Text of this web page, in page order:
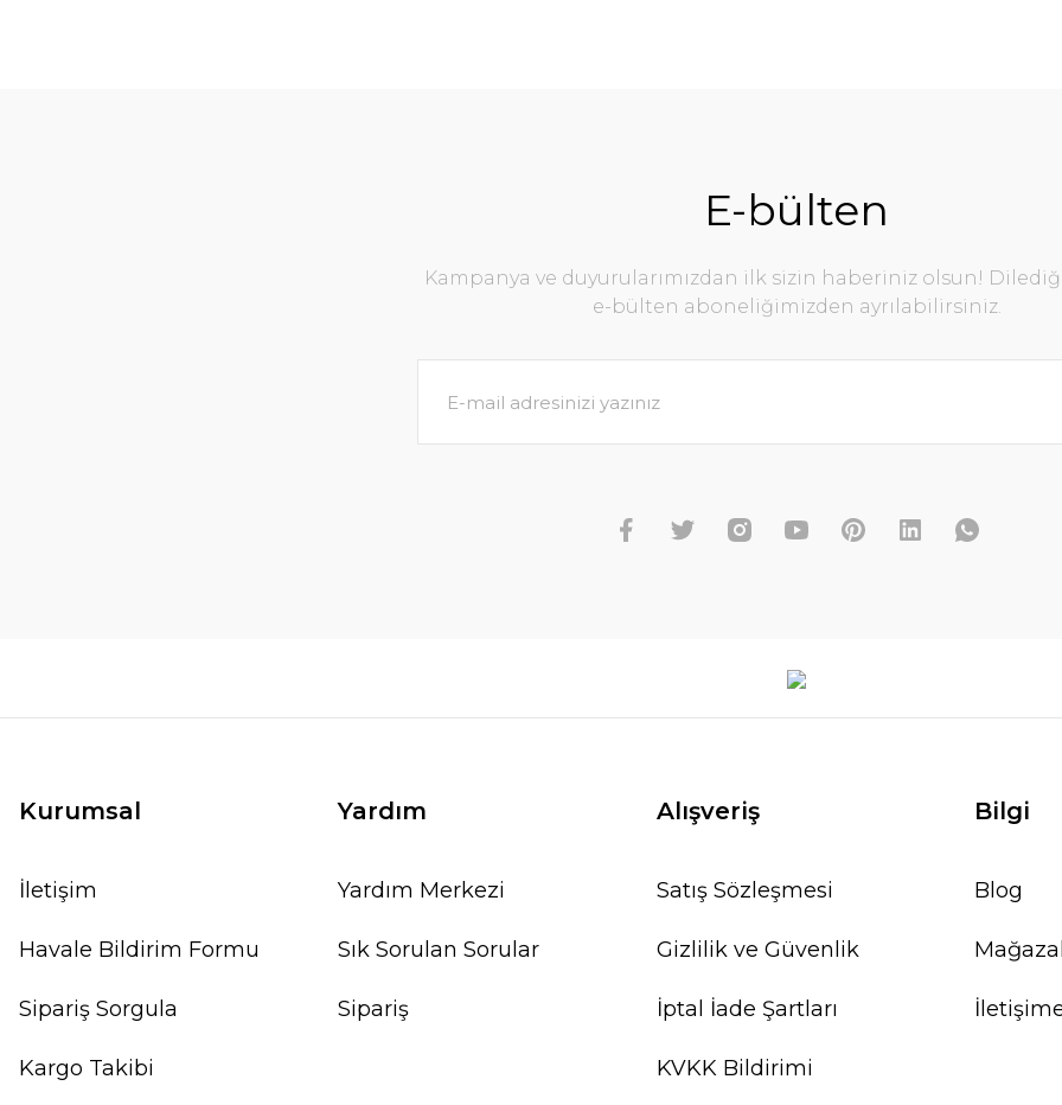
E-bülten
Kampanya ve duyurularımızdan ilk sizin haberiniz olsun!
e-bülten aboneliğimizden ayrılabilirsiniz.
Kurumsal
İletişim
Havale Bildirim Formu
Sipariş Sorgula
Kargo Takibi
Yardım
Yardım Merkezi
Sık Sorulan Sorular
Sipariş
Alışveriş
Satış Sözleşmesi
Gizlilik ve Güvenlik
İptal İade Şartları
KVKK Bildirimi
Bilgi
Blog